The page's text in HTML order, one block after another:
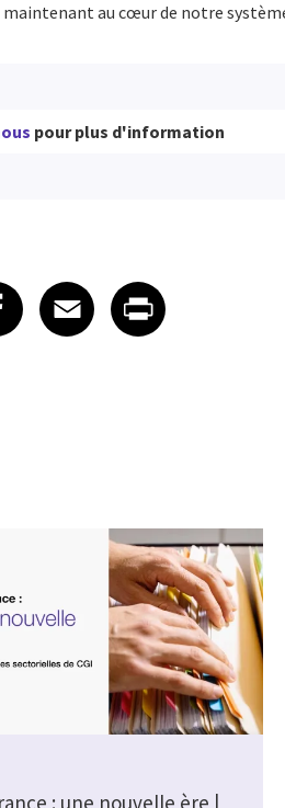
au cœur de notre
pour plus d'information
LinkedIn
on X
article on
Facebook
Share article on
Email
Share